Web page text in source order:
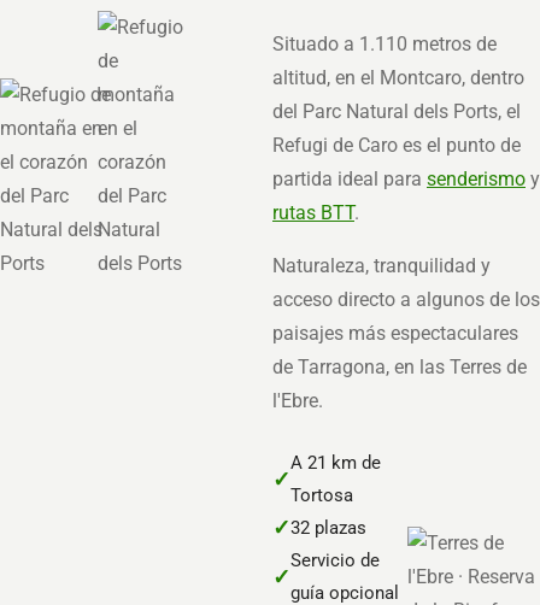
Situado a 1.110 metros de
altitud, en el Montcaro, dentro
del Parc Natural dels Ports, el
Refugi de Caro es el punto de
partida ideal para senderismo y
rutas BTT.
Naturaleza, tranquilidad y
acceso directo a algunos de los
paisajes más espectaculares
de Tarragona, en las Terres de
l'Ebre.
✓
A 21 km de
Tortosa
✓32 plazas
✓
Servicio de
guía opcional